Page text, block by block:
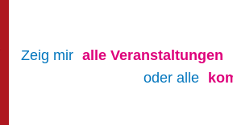
Zeig mir alle Veranstaltungen
oder alle